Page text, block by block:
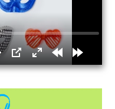
PIP
EnterRewindForward